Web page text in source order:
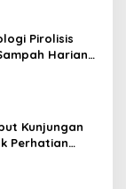
Pirolisis
Harian
Kunjungan
Perhatian